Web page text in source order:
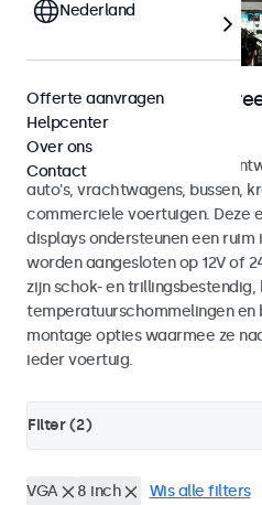
Monitoren en
gebruik
Monitoren en touchscreens
auto's, vrachtwagens, bussen,
commerciele voertuigen. Deze
displays ondersteunen een ruim
worden aangesloten op 12V of
zijn schok- en trillingsbestendig,
temperatuurschommelingen en
montage opties waarmee ze
ieder voertuig.
Filter (2)
VGA 8 inch Wis alle filters
Nederland
Offerte aanvragen
Helpcenter
Over ons
Contact